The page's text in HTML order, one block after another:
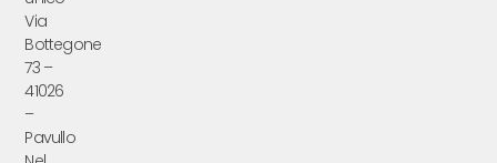
Via
Bottegone
73 –
41026
–
Pavullo